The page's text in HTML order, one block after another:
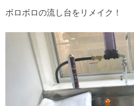
ボロボロの流し台をリメイク！